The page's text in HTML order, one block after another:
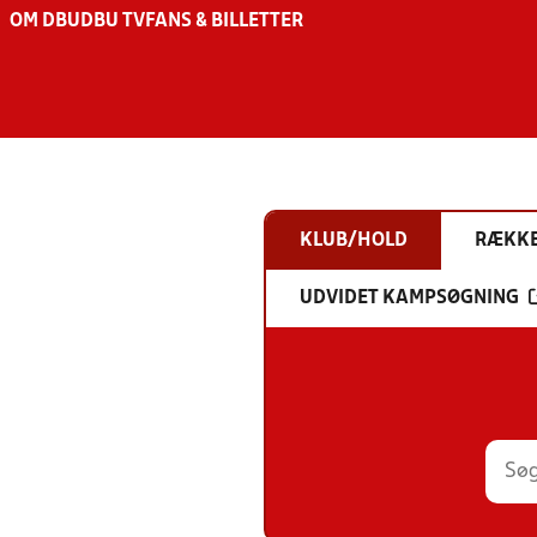
OM DBU DBU TV FANS & BILLETTER
KLUB/HOLD
UDVIDET KAMPSØGNING